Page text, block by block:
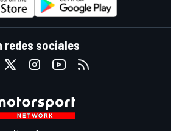
redes sociales